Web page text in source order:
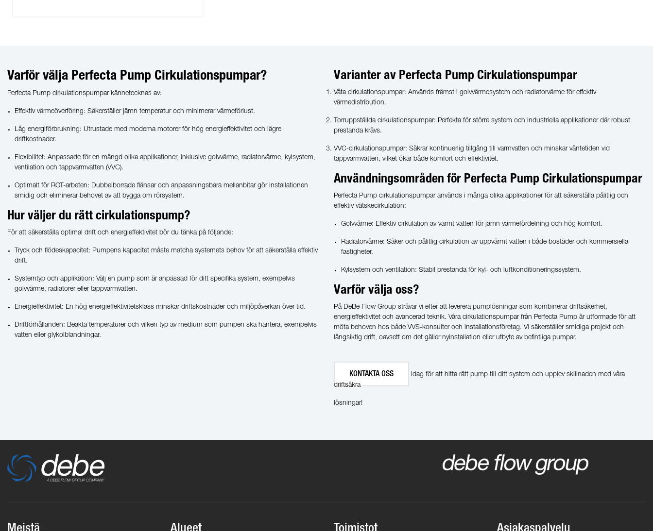
Varför välja Perfecta Pump Cirkulationspumpar?
Perfecta Pump cirkulationspumpar kännetecknas av:
Effektiv värmeöverföring: Säkerställer jämn temperatur och minimerar värmeförlust.
Låg energiförbrukning: Utrustade med moderna motorer för hög energieffektivitet och lägre
driftkostnader.
Flexibilitet: Anpassade för en mängd olika applikationer, inklusive golvvärme, radiatorvärme, kylsystem,
ventilation och tappvarmvatten (VVC).
Optimalt för ROT-arbeten: Dubbelborrade flänsar och anpassningsbara mellanbitar gör installationen
smidig och eliminerar behovet av att bygga om rörsystem.
Hur väljer du rätt cirkulationspump?
För att säkerställa optimal drift och energieffektivitet bör du tänka på följande:
Tryck och flödeskapacitet: Pumpens kapacitet måste matcha systemets behov för att säkerställa effektiv
drift.
Systemtyp och applikation: Välj en pump som är anpassad för ditt specifika system, exempelvis
golvvärme, radiatorer eller tappvarmvatten.
Energieffektivitet: En hög energieffektivitetsklass minskar driftskostnader och miljöpåverkan över tid.
Driftförhållanden: Beakta temperaturer och vilken typ av medium som pumpen ska hantera, exempelvis
vatten eller glykolblandningar.
Varianter av Perfecta Pump Cirkulationspumpar
Våta cirkulationspumpar: Används främst i golvvärmesystem och radiatorvärme för effektiv
värmedistribution.
Torruppställda cirkulationspumpar: Perfekta för större system och industriella applikationer där robust
prestanda krävs.
VVC-cirkulationspumpar: Säkrar kontinuerlig tillgång till varmvatten och minskar väntetiden vid
tappvarmvatten, vilket ökar både komfort och effektivitet.
Användningsområden för Perfecta Pump Cirkulationspumpar
Perfecta Pump cirkulationspumpar används i många olika applikationer för att säkerställa pålitlig och
effektiv vätskecirkulation:
Golvvärme: Effektiv cirkulation av varmt vatten för jämn värmefördelning och hög komfort.
Radiatorvärme: Säker och pålitlig cirkulation av uppvärmt vatten i både bostäder och kommersiella
fastigheter.
Kylsystem och ventilation: Stabil prestanda för kyl- och luftkonditioneringssystem.
Varför välja oss?
På DeBe Flow Group strävar vi efter att leverera pumplösningar som kombinerar driftsäkerhet,
energieffektivitet och avancerad teknik. Våra cirkulationspumpar från Perfecta Pump är utformade för att
möta behoven hos både VVS-konsulter och installationsföretag. Vi säkerställer smidiga projekt och
långsiktig drift, oavsett om det gäller nyinstallation eller utbyte av befintliga pumpar.
KONTAKTA OSS
idag för att hitta rätt pump till ditt system och upplev skillnaden med våra
driftsäkra
lösningar!